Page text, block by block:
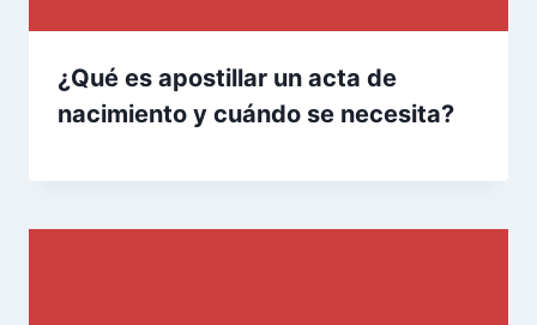
¿Qué es apostillar un acta de
nacimiento y cuándo se necesita?